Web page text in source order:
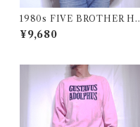
1980s FIVE BROTHER He
avy Flannel Shirt / ブロック
チェック バッファロー ヘビー
¥9,680